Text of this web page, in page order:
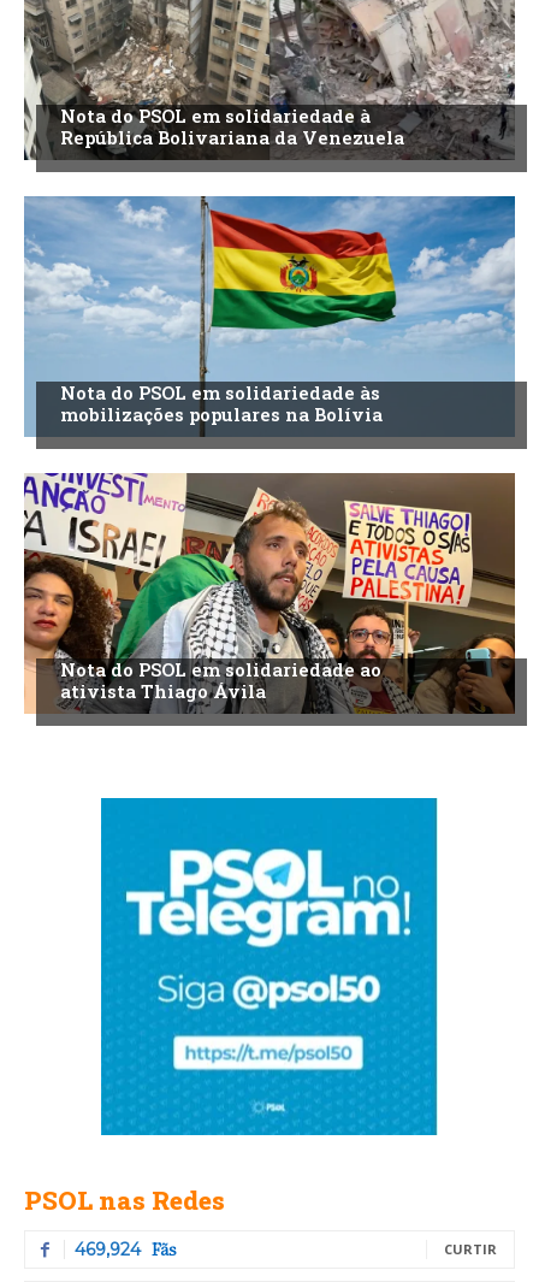
Nota do PSOL em solidariedade à
República Bolivariana da Venezuela
Nota do PSOL em solidariedade às
mobilizações populares na Bolívia
Nota do PSOL em solidariedade ao
ativista Thiago Ávila
PSOL nas Redes
469,924 Fãs CURTIR